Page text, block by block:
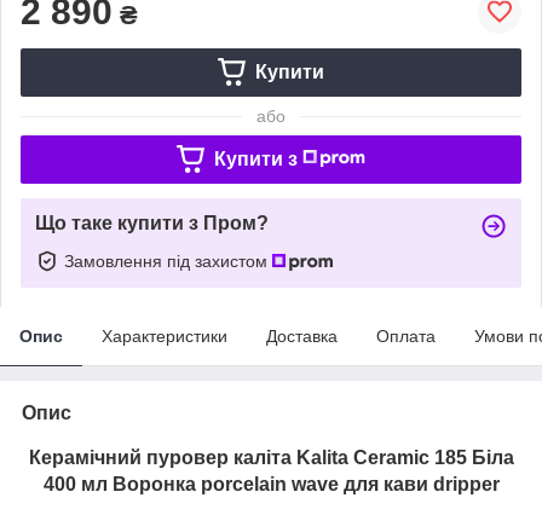
2 890 ₴
Купити
або
Купити з
Що таке купити з Пром?
Замовлення під захистом
Опис Характеристики Доставка Оплата Умови
Опис
Керамічний пуровер каліта Kalita Ceramic 185 Біла
400 мл Воронка porcelain wave для кави dripper